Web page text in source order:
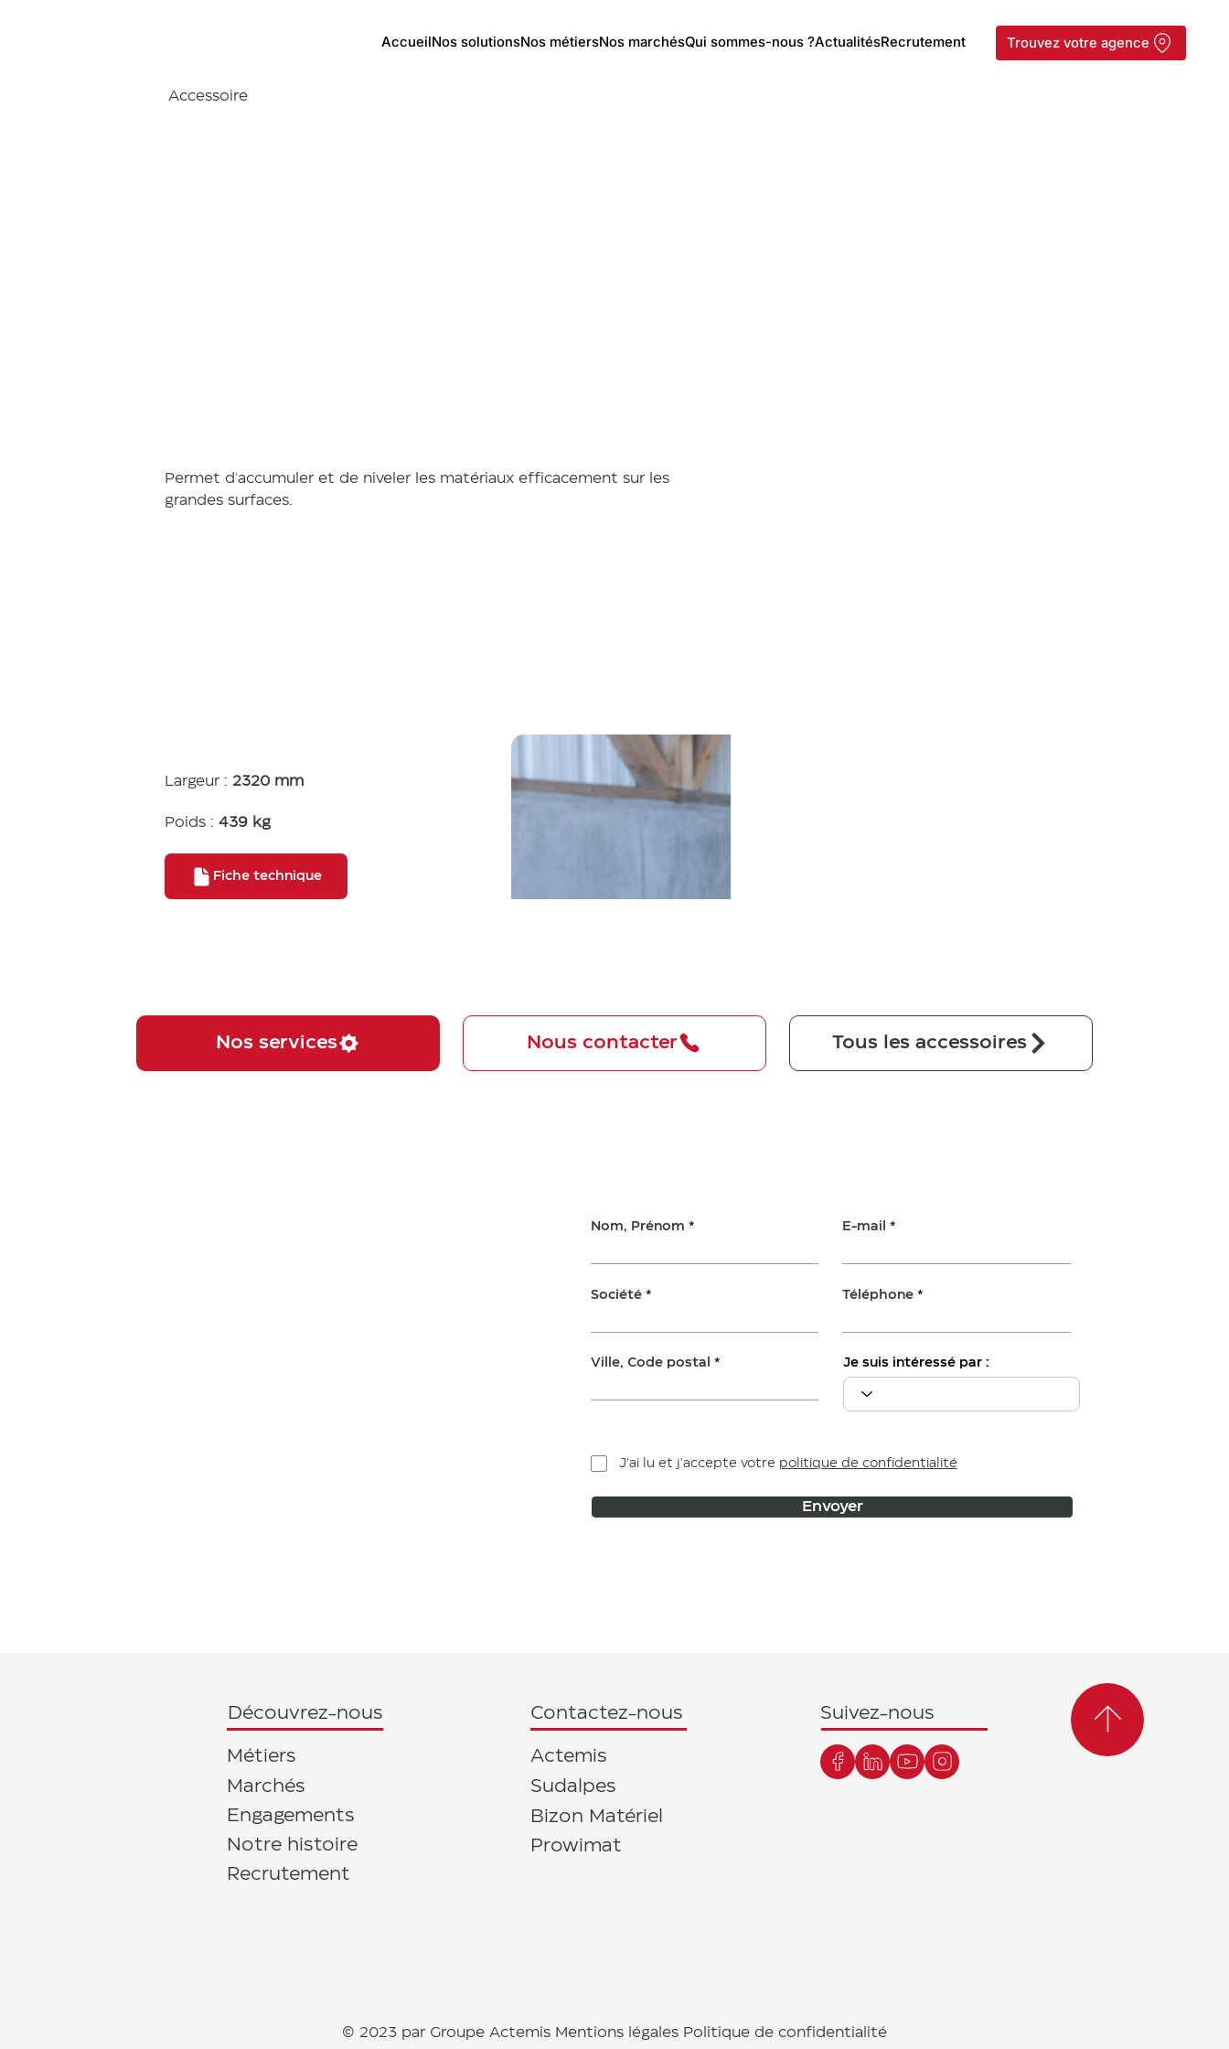
AccueilNos solutionsNos métiersNos marchésQui sommes-nous ?ActualitésRecrutement Trouvez votre agence
Accessoire
Permet d'accumuler et de niveler les matériaux efficacement sur les
grandes surfaces.
Largeur : 2320 mm
Poids : 439 kg
Fiche technique
Nos services Nous contacter Tous les accessoires
Nom, Prénom
Société
Ville, Code postal
E-mail
Téléphone
Je suis intéressé par :
J'ai lu et j'accepte votre politique de confidentialité
Envoyer
© 2023 par Groupe Actemis Politique de confidentialité
Mentions légales
Suivez-nous
Prowimat
Bizon Matériel
Sudalpes
Actemis
Contactez-nous
Recrutement
Notre histoire
Engagements
Marchés
Métiers
Découvrez-nous